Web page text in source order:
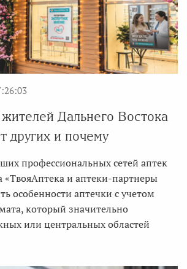
Дальнего Востока
других и почему
профессиональных сетей аптек
«ТвояАптека и аптеки-партнеры
особенности аптечки с учетом
который значительно
или центральных областей